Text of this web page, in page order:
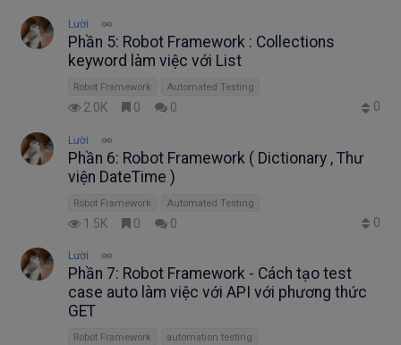
Lười
Phần 5: Robot Framework : Collections
keyword làm việc với List
Robot Framework Automated Testing
2.0K 0 0 0
Lười
Phần 6: Robot Framework ( Dictionary , Thư
viện DateTime )
Robot Framework Automated Testing
1.5K 0 0 0
Lười
Phần 7: Robot Framework - Cách tạo test
case auto làm việc với API với phương thức
GET
Robot Framework automation testing